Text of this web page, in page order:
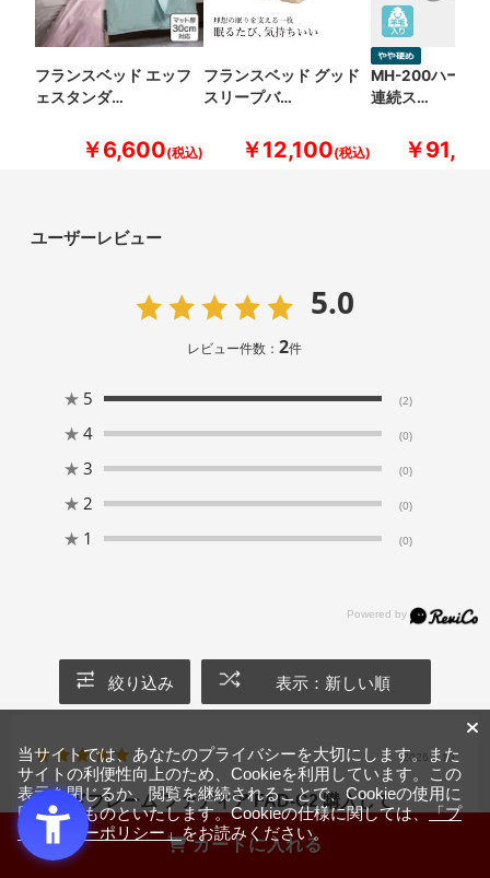
カートに入れる
フランスベッド エッフ
ェスタンダ…
￥6,600
フランスベッド グッド
スリープバ…
￥12,100
MH-200ハード
連続ス…
￥
ユーザーレビュー
5.0
レビュー件数：2件
★ 5 (2)
★ 4 (0)
★ 3 (0)
★ 2 (0)
★ 1 (0)
絞り込み 表示：新しい順
2026.3.13
ベッドフレーム ファディア FAD-C2 購入して
サイズ：シングル カラー：グレー
当サイトでは、あなたのプライバシーを大切にします。また
サイトの利便性向上のため、Cookieを利用しています。この
表示を閉じるか、閲覧を継続されることで、Cookieの使用に
同意するものといたします。Cookieの仕様に関しては、「プ
ライバシーポリシー」をお読みください。